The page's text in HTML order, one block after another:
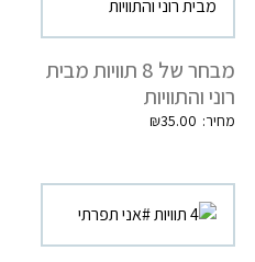
מבחר של 8 תוויות מבית
רוני והתוויות
₪35.00